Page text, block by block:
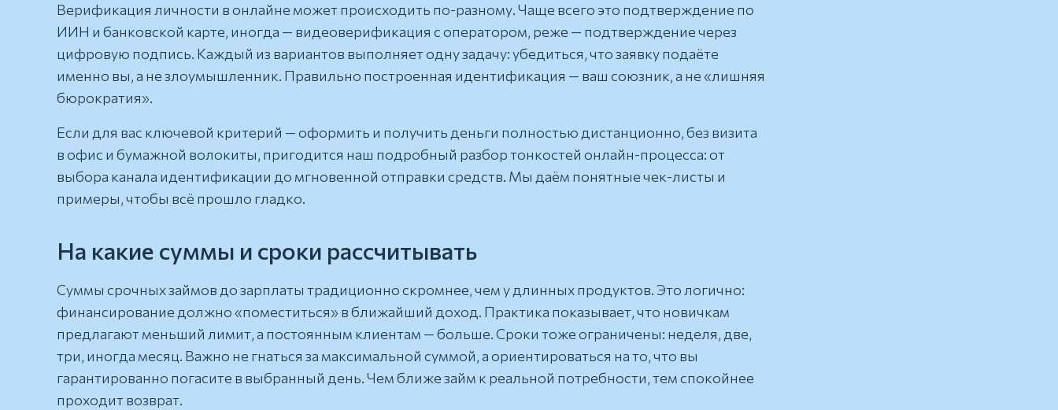
Верификация личности в онлайне может происходить по-разному. Чаще всего это подтверждение по
ИИН и банковской карте, иногда — видеоверификация с оператором, реже — подтверждение через
цифровую подпись. Каждый из вариантов выполняет одну задачу: убедиться, что заявку подаёте
именно вы, а не злоумышленник. Правильно построенная идентификация — ваш союзник, а не «лишняя
бюрократия».
Если для вас ключевой критерий —оформить и получить деньги полностью дистанционно, без визита
в офис и бумажной волокиты, пригодится наш подробный разбор тонкостей онлайн-процесса: от
выбора канала идентификации до мгновенной отправки средств. Мы даём понятные чек-листы и
примеры, чтобы всё прошло гладко.
На какие суммы и сроки рассчитывать
Суммы срочных займов до зарплаты традиционно скромнее, чем у длинных продуктов. Это логично:
финансирование должно «поместиться» в ближайший доход. Практика показывает, что новичкам
предлагают меньший лимит, а постоянным клиентам — больше. Сроки тоже ограничены: неделя, две,
три, иногда месяц. Важно не гнаться за максимальной суммой, а ориентироваться на то, что вы
гарантированно погасите в выбранный день. Чем ближе займ к реальной потребности, тем спокойнее
проходит возврат.